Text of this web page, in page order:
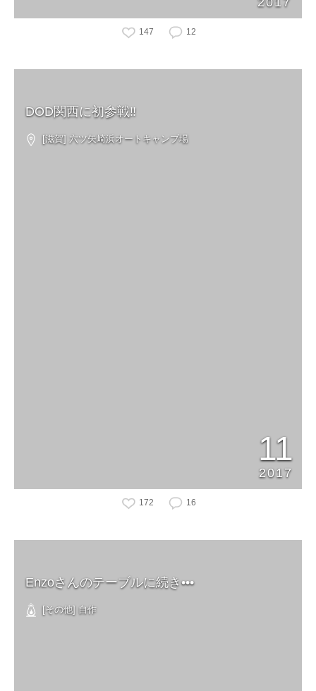
147 12
DOD関西に初参戦‼︎
[滋賀] 六ツ矢崎浜オートキャンプ場
11
2017
172 16
Enzoさんのテーブルに続き•••
[その他] 自作